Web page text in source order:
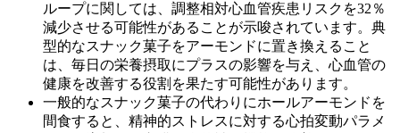
ループに関しては、調整相対心血管疾患リスクを32％
減少させる可能性があることが示唆されています。典
型的なスナック菓子をアーモンドに置き換えること
は、毎日の栄養摂取にプラスの影響を与え、心血管の
健康を改善する役割を果たす可能性があります。
一般的なスナック菓子の代わりにホールアーモンドを
間食すると、精神的ストレスに対する心拍変動パラメ